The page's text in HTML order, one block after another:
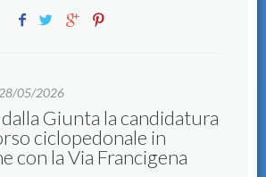
28/05/2026
Giunta la candidatura
ciclopedonale in
con la Via Francigena